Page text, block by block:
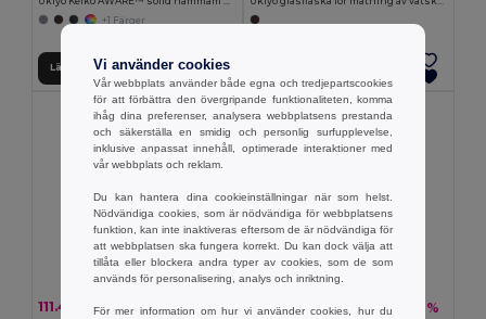
+1 Färger
Lägg till i Varukorgen
111.46 kr120.59 kr -8% 111.46 kr 120.59 kr -8%
Vi använder cookies
Vår webbplats använder både egna och tredjepartscookies
för att förbättra den övergripande funktionaliteten, komma
ihåg dina preferenser, analysera webbplatsens prestanda
och säkerställa en smidig och personlig surfupplevelse,
inklusive anpassat innehåll, optimerade interaktioner med
vår webbplats och reklam.
Du kan hantera dina cookieinställningar när som helst.
Nödvändiga cookies, som är nödvändiga för webbplatsens
funktion, kan inte inaktiveras eftersom de är nödvändiga för
att webbplatsen ska fungera korrekt. Du kan dock välja att
tillåta eller blockera andra typer av cookies, som de som
används för personalisering, analys och inriktning.
För mer information om hur vi använder cookies, hur du